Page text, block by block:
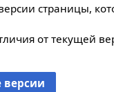
страницы,
от текущей